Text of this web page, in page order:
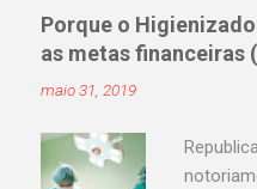
Porque o
as metas financeiras
maio 31, 2019